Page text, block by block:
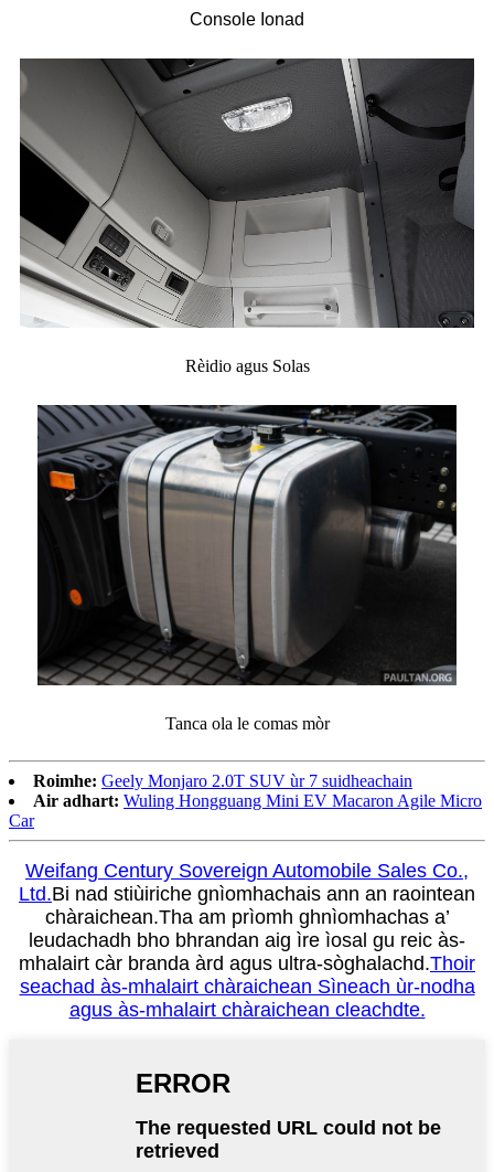
Console Ionad
Rèidio agus Solas
Tanca ola le comas mòr
Roimhe: Geely Monjaro 2.0T SUV ùr 7 suidheachain
Air adhart: Wuling Hongguang Mini EV Macaron Agile Micro
Car
Weifang Century Sovereign Automobile Sales Co.,
Ltd.Bi nad stiùiriche gnìomhachais ann an raointean
chàraichean.Tha am prìomh ghnìomhachas a’
leudachadh bho bhrandan aig ìre ìosal gu reic às-
mhalairt càr branda àrd agus ultra-sòghalachd.Thoir
seachad às-mhalairt chàraichean Sìneach ùr-nodha
agus às-mhalairt chàraichean cleachdte.